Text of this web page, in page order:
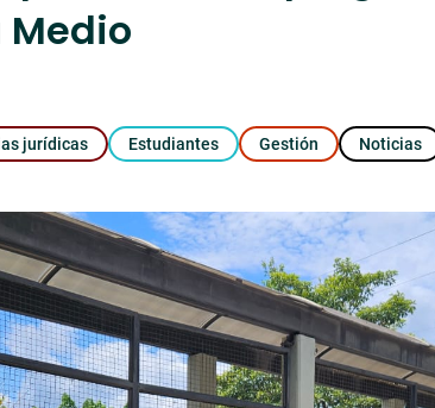
jurídicas Estudiantes Gestión Noticias